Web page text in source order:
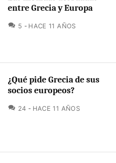
entre Grecia y Europa
5 COMENTARIOS
HACE 11 AÑOS
¿Qué pide Grecia de sus
socios europeos?
24 COMENTARIOS
HACE 11 AÑOS